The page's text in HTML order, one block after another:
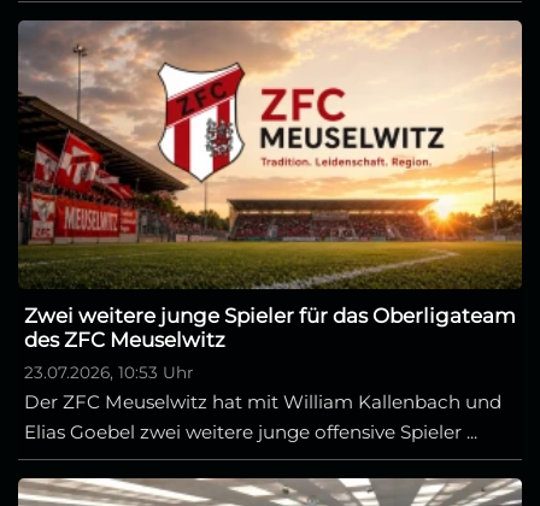
Zwei weitere junge Spieler für das Oberligateam
des ZFC Meuselwitz
23.07.2026, 10:53 Uhr
Der ZFC Meuselwitz hat mit William Kallenbach und
Elias Goebel zwei weitere junge offensive Spieler ...